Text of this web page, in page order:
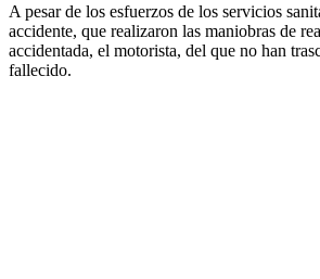
A pesar de los esfuerzos de los servicios
accidente, que realizaron las maniobras de
accidentada, el motorista, del que no han
fallecido.